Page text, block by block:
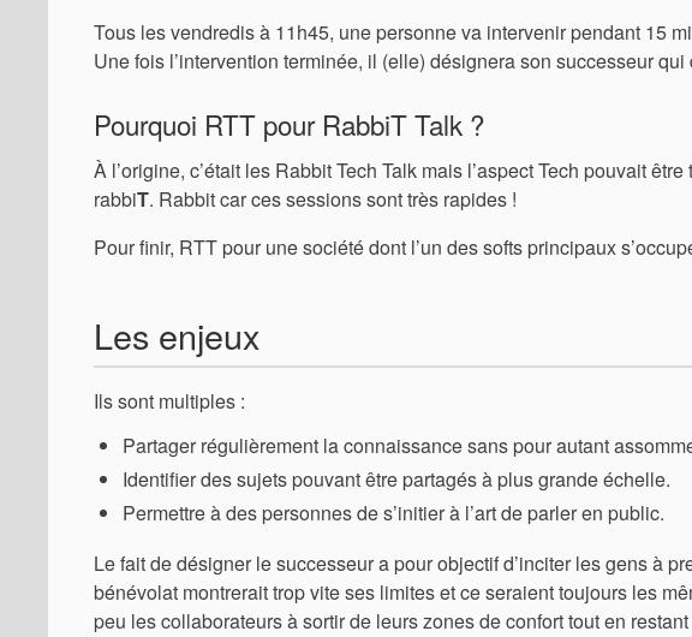
Tous les vendredis à 11h45, une personne va intervenir pendant 15
Une fois l’intervention terminée, il (elle) désignera son successeur
Pourquoi RTT pour RabbiT Talk ?
À l’origine, c’était les Rabbit Tech Talk mais l’aspect Tech pouvait
rabbiT. Rabbit car ces sessions sont très rapides !
Pour finir, RTT pour une société dont l’un des softs principaux
Les enjeux
Ils sont multiples :
Partager régulièrement la connaissance sans pour autant
Identifier des sujets pouvant être partagés à plus grande échelle.
Permettre à des personnes de s’initier à l’art de parler en public.
Le fait de désigner le successeur a pour objectif d’inciter les gens à
bénévolat montrerait trop vite ses limites et ce seraient toujours les
peu les collaborateurs à sortir de leurs zones de confort tout en